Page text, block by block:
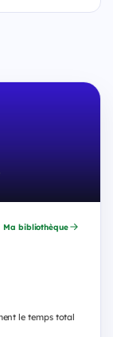
Ma bibliothèque
le temps total